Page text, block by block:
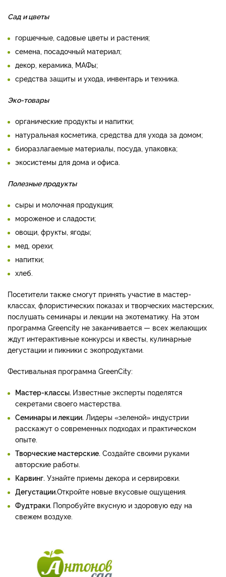
Сад и цветы
горшечные, садовые цветы и растения;
семена, посадочный материал;
декор, керамика, МАФы;
средства защиты и ухода, инвентарь и техника.
Эко-товары
органические продукты и напитки;
натуральная косметика, средства для ухода за домом;
биоразлагаемые материалы, посуда, упаковка;
экосистемы для дома и офиса.
Полезные продукты
сыры и молочная продукция;
мороженое и сладости;
овощи, фрукты, ягоды;
мед, орехи;
напитки;
хлеб.
Посетители также смогут принять участие в мастер-
классах, флористических показах и творческих мастерских,
послушать семинары и лекции на экотематику. На этом
программа Greencity не заканчивается — всех желающих
ждут интерактивные конкурсы и квесты, кулинарные
дегустации и пикники с экопродуктами.
Фестивальная программа GreenCity:
Мастер-классы. Известные эксперты поделятся
секретами своего мастерства.
Семинары и лекции. Лидеры «зеленой» индустрии
расскажут о современных подходах и практическом
опыте.
Творческие мастерские. Создайте своими руками
авторские работы.
Карвинг. Узнайте приемы декора и сервировки.
Дегустации.Откройте новые вкусовые ощущения.
Фудтраки. Попробуйте вкусную и здоровую еду на
свежем воздухе.